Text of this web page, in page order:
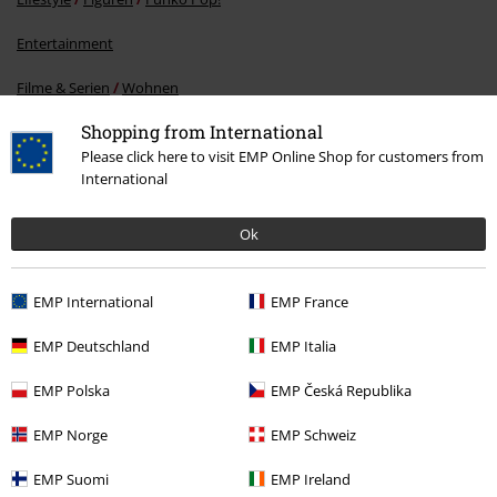
Shopping from International
Please click here to visit EMP Online Shop for customers from
International
Ok
EMP International EMP France
EMP Deutschland EMP Italia
EMP Polska EMP Česká Republika
EMP Norge EMP Schweiz
EMP Suomi EMP Ireland
Entertainment
Filme & Serien Wohnen
Filme & Serien Figuren
Filme & Serien Top Filme & Serien
15%
E-Mail Newsletter
jetzt anmeldest!Mehr Infos
ein, dass die E.M.P. Merchandising Handelsgesellschaft mbH meine